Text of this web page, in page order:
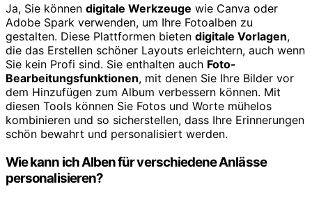
Ja, Sie können digitale Werkzeuge wie Canva oder
Adobe Spark verwenden, um Ihre Fotoalben zu
gestalten. Diese Plattformen bieten digitale Vorlagen,
die das Erstellen schöner Layouts erleichtern, auch wenn
Sie kein Profi sind. Sie enthalten auch Foto-
Bearbeitungsfunktionen, mit denen Sie Ihre Bilder vor
dem Hinzufügen zum Album verbessern können. Mit
diesen Tools können Sie Fotos und Worte mühelos
kombinieren und so sicherstellen, dass Ihre Erinnerungen
schön bewahrt und personalisiert werden.
Wie kann ich Alben für verschiedene Anlässe
personalisieren?